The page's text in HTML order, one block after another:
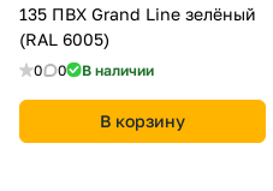
135 ПВХ Grand Line зелёный
(RAL 6005)
0 0 В наличии
В корзину